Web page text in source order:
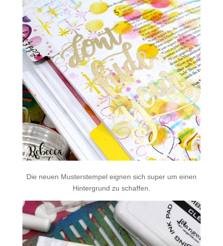
Die neuen Musterstempel eignen sich super um einen
Hintergrund zu schaffen.